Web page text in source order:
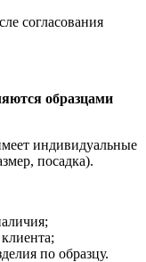
согласования
образцами
индивидуальные
посадка).
по образцу.